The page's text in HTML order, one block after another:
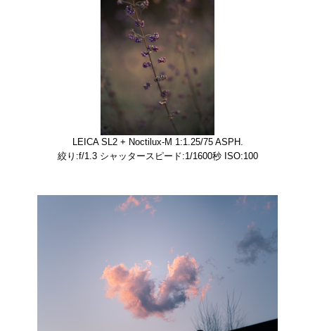
LEICA SL2 + Noctilux-M 1:1.25/75 ASPH.
絞り:f/1.3 シャッタースピード:1/1600秒 ISO:100